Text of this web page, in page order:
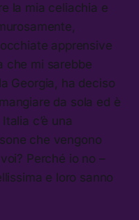
la mia celiachia e
apprensive
che mi sarebbe
Georgia, ha deciso
da sola ed è
c’è una
che vengono
Perché io no –
e loro sanno